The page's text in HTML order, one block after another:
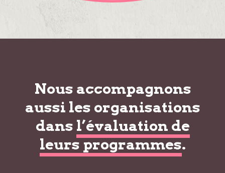
Nous accompagnons
aussi les organisations
dans l’évaluation de
leurs programmes.